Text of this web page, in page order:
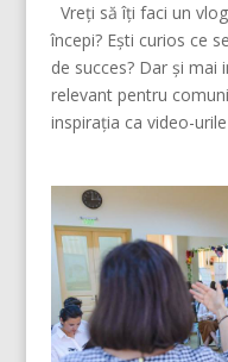
Vreți să îți faci un
începi? Ești curios ce
de succes? Dar și
relevant pentru
inspirația ca video-